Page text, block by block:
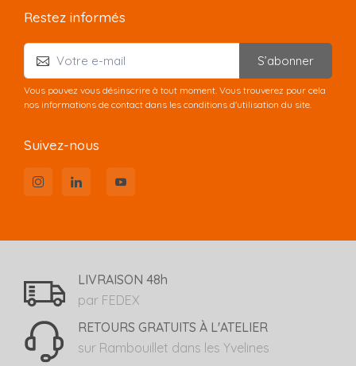
Restez informés
S’abonner
Vous pouvez vous désinscrire à tout moment. Vous trouverez pour cela
nos informations de contact dans les conditions d'utilisation du site.
Suivez-nous
LIVRAISON 48h
par FEDEX
RETOURS GRATUITS À L'ATELIER
sur Rambouillet dans les Yvelines